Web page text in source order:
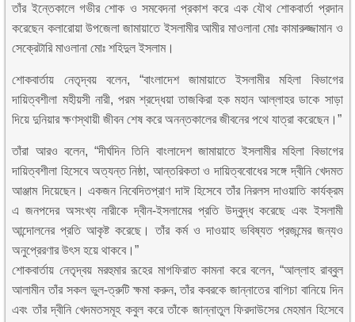
তাঁর ইন্তেকালে গভীর শোক ও সমবেদনা প্রকাশ করে এক যৌথ শোকবার্তা প্রদান
করেছেন কলারোয়া উপজেলা জামায়াতে ইসলামীর আমীর মাওলানা মোঃ কামারুজ্জামান ও
সেক্রেটারি মাওলানা মোঃ শহিদুল ইসলাম।
শোকবার্তায় নেতৃদ্বয় বলেন, “বাংলাদেশ জামায়াতে ইসলামীর মহিলা বিভাগের
দায়িত্বশীলা মহীয়সী নারী, পরম শ্রদ্ধেয়া তাজকিরা হক মহান আল্লাহর ডাকে সাড়া
দিয়ে দুনিয়ার ক্ষণস্থায়ী জীবন শেষ করে অনন্তকালের জীবনের পথে যাত্রা করেছেন।”
তাঁরা আরও বলেন, “দীর্ঘদিন তিনি বাংলাদেশ জামায়াতে ইসলামীর মহিলা বিভাগের
দায়িত্বশীলা হিসেবে অত্যন্ত নিষ্ঠা, আন্তরিকতা ও দায়িত্ববোধের সঙ্গে দ্বীনি খেদমত
আঞ্জাম দিয়েছেন। একজন নিবেদিতপ্রাণ দাঈ হিসেবে তাঁর নিরলস দাওয়াতি কার্যক্রম
এ জনপদের অসংখ্য নারীকে দ্বীন-ইসলামের প্রতি উদ্বুদ্ধ করেছে এবং ইসলামী
আন্দোলনের প্রতি আকৃষ্ট করেছে। তাঁর কর্ম ও দাওয়াহ ভবিষ্যত প্রজন্মের জন্যও
অনুপ্রেরণার উৎস হয়ে থাকবে।”
শোকবার্তায় নেতৃদ্বয় মরহুমার রূহের মাগফিরাত কামনা করে বলেন, “আল্লাহ রাব্বুল
আলামীন তাঁর সকল ভুল-ত্রুটি ক্ষমা করুন, তাঁর কবরকে জান্নাতের বাগিচা বানিয়ে দিন
এবং তাঁর দ্বীনি খেদমতসমূহ কবুল করে তাঁকে জান্নাতুল ফিরদাউসের মেহমান হিসেবে